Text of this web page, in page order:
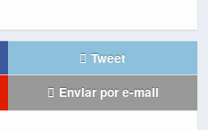
Tweet
Enviar por e-mail